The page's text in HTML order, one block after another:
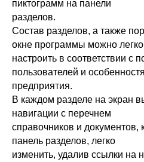
пиктограмм на панели
разделов.
Состав разделов, а также
окне программы можно легко
настроить в соответствии с
пользователей и
предприятия.
В каждом разделе на экран
навигации с перечнем
справочников и документов,
панель разделов, легко
изменить, удалив ссылки на